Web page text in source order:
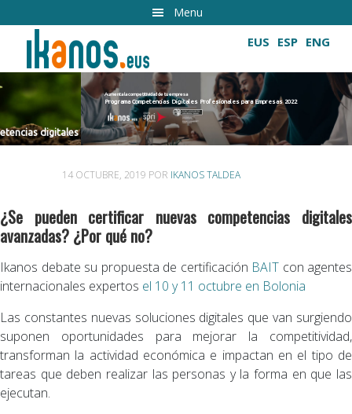
al
contenido
principal
Menu
EUS ESP ENG
Aumenta la competitividad de tu empresa
Programa Competencias Digitales Profesionales para Empresas 2022
Cultivando las competencias digitales
14 OCTUBRE, 2019 POR IKANOS TALDEA
¿Se pueden certificar nuevas competencias digitales
avanzadas? ¿Por qué no?
Ikanos debate su propuesta de certificación BAIT con agentes
internacionales expertos el 10 y 11 octubre en Bolonia
Las constantes nuevas soluciones digitales que van surgiendo
suponen oportunidades para mejorar la competitividad,
transforman la actividad económica e impactan en el tipo de
tareas que deben realizar las personas y la forma en que las
ejecutan.